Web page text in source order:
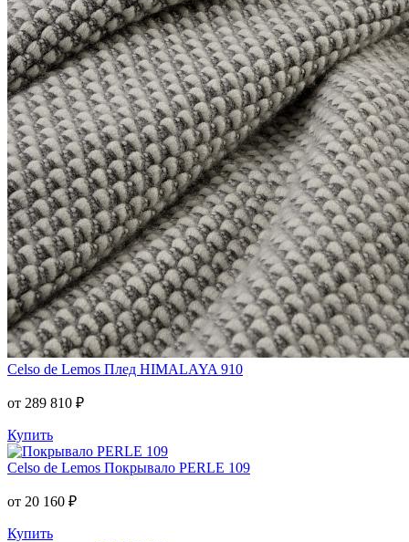
Celso de Lemos Плед HIMALAYA 910
от 289 810 ₽
Купить
Celso de Lemos Покрывало PERLE 109
от 20 160 ₽
Купить